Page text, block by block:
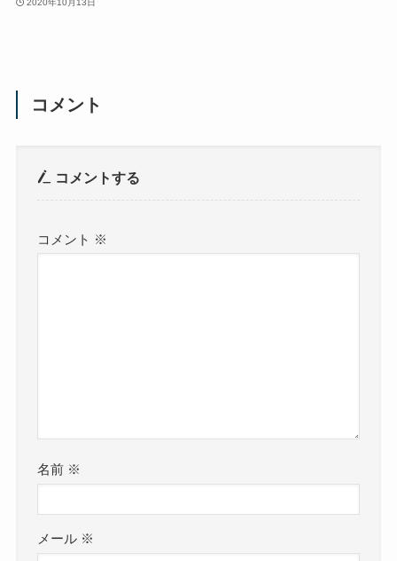
2020年10月13日
コメント
コメントする
コメント ※
名前 ※
メール ※